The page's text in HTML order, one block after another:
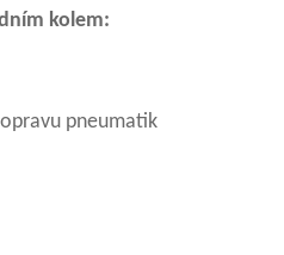
kolem:
pneumatik